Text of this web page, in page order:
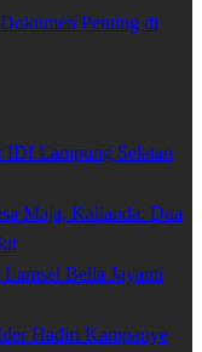
Penting di
IDI Lampung Selatan
Maja, Kalianda: Dua
Bella Jayanti
Hadiri Kampanye